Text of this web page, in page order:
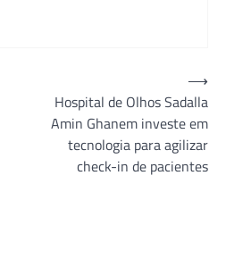
Hospital de Olhos Sadalla
Amin Ghanem investe em
tecnologia para agilizar
check-in de pacientes
⟶